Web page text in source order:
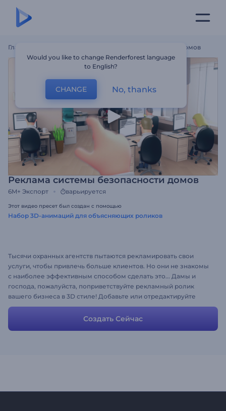
Главная Реклама Системы Безопасности Домов
Реклама системы безопасности домов
6M+ Экспорт варьируется
Этот видео пресет был создан с помощью
Набор 3D-анимаций для объясняющих роликов
Тысячи охранных агентств пытаются рекламировать свои
услуги, чтобы привлечь больше клиентов. Но они не знакомы
с наиболее эффективным способом сделать это... Дамы и
господа, пожалуйста, поприветствуйте рекламный ролик
вашего бизнеса в 3D стиле! Добавьте или отредактируйте
контактную информацию, скачайте и поделитесь шедевром!
Слышите, приближающихся клиентов?
Создать Сейчас
Would you like to change Renderforest language
to English?
CHANGE No, thanks